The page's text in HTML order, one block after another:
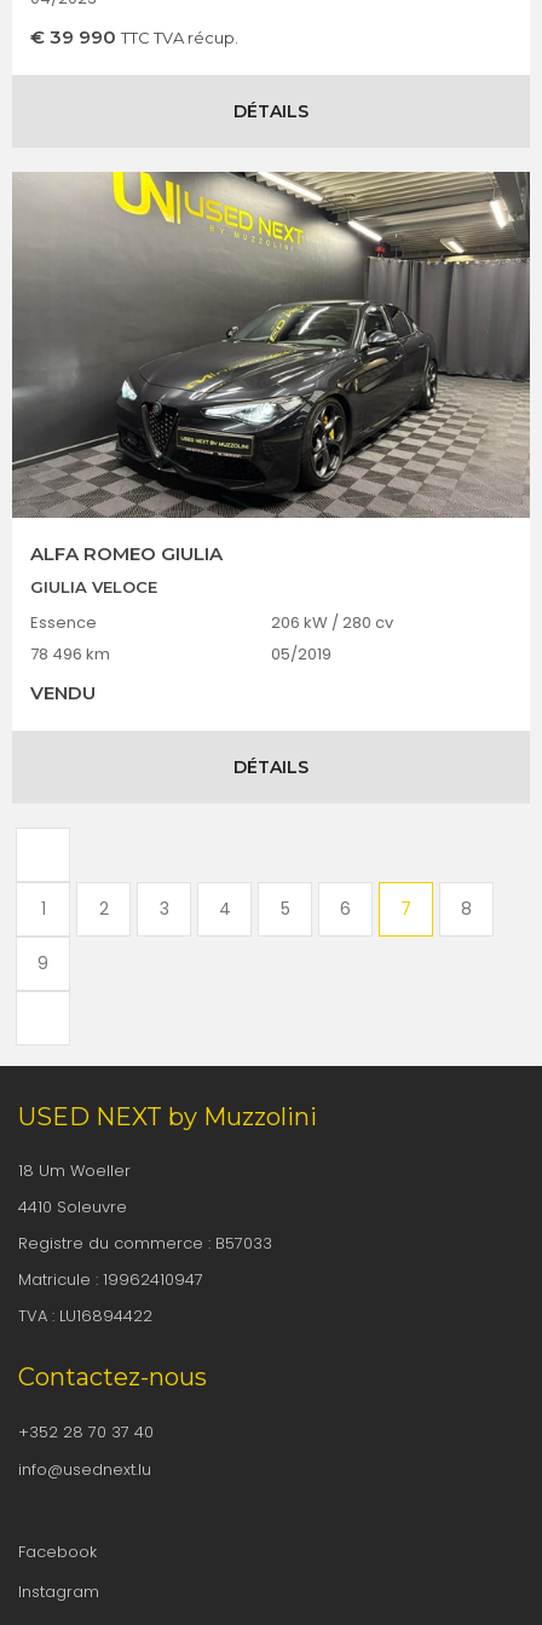
€ 39 990 TTC TVA récup.
DÉTAILS
ALFA ROMEO GIULIA
GIULIA VELOCE
Essence
206 kW / 280 cv
78 496 km
05/2019
VENDU
DÉTAILS
1 2 3 4 5 6 7 8
9
USED NEXT by Muzzolini
18 Um Woeller
4410 Soleuvre
Registre du commerce : B57033
Matricule : 19962410947
TVA : LU16894422
Contactez-nous
+352 28 70 37 40
info@usednext.lu
Facebook
Instagram